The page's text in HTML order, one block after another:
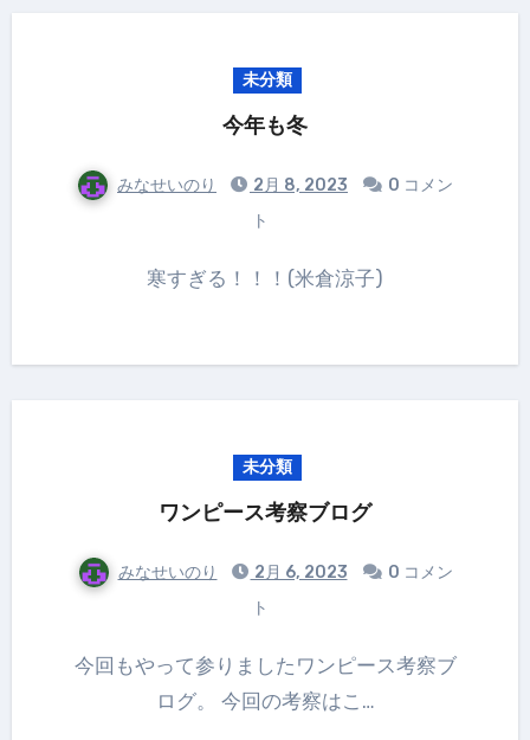
未分類
今年も冬
みなせいのり 2月 8, 2023
0 コメン
ト
寒すぎる！！！(米倉涼子)
未分類
ワンピース考察ブログ
みなせいのり 2月 6, 2023
0 コメン
ト
今回もやって参りましたワンピース考察ブ
ログ。 今回の考察はこ…